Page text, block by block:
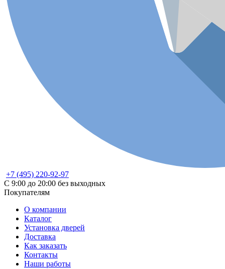
+7 (495) 220-92-97
С 9:00 до 20:00 без выходных
Покупателям
О компании
Каталог
Установка дверей
Доставка
Как заказать
Контакты
Наши работы